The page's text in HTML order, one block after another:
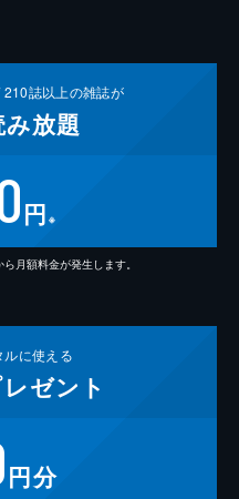
210誌以上の雑誌が
み放題
円 ※
月額料金が発生します。
ルに使える
ゼント
円分